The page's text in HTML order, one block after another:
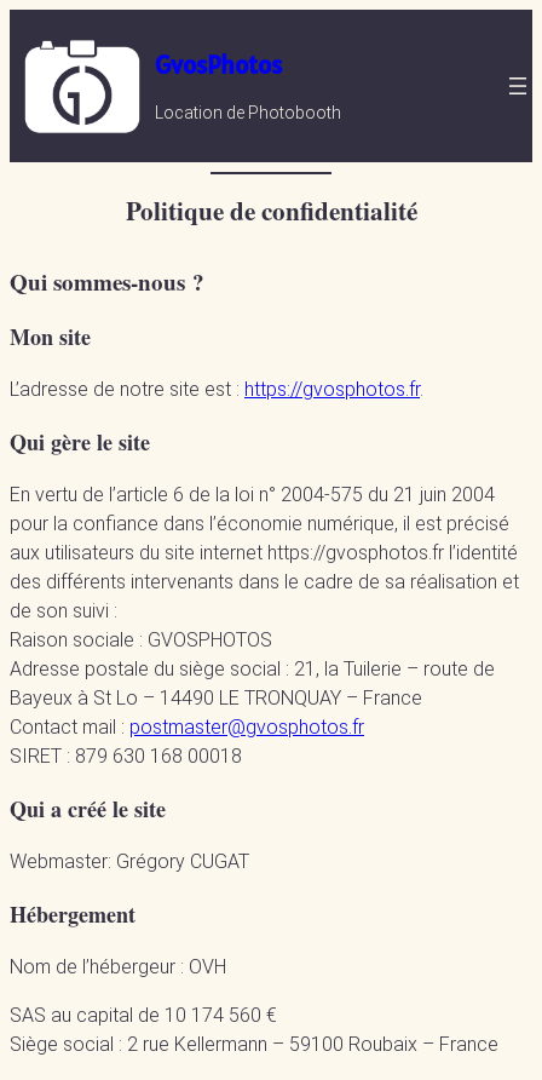
au
contenu
GvosPhotos
Location de Photobooth
Politique de confidentialité
Qui sommes-nous ?
Mon site
L’adresse de notre site est : https://gvosphotos.fr.
Qui gère le site
En vertu de l’article 6 de la loi n° 2004-575 du 21 juin 2004
pour la confiance dans l’économie numérique, il est précisé
aux utilisateurs du site internet https://gvosphotos.fr l’identité
des différents intervenants dans le cadre de sa réalisation et
de son suivi :
Raison sociale : GVOSPHOTOS
Adresse postale du siège social : 21, la Tuilerie – route de
Bayeux à St Lo – 14490 LE TRONQUAY – France
Contact mail : postmaster@gvosphotos.fr
SIRET : 879 630 168 00018
Qui a créé le site
Webmaster: Grégory CUGAT
Hébergement
Nom de l’hébergeur : OVH
SAS au capital de 10 174 560 €
Siège social : 2 rue Kellermann – 59100 Roubaix – France